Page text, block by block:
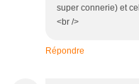
super connerie) et
<br />
Répondre